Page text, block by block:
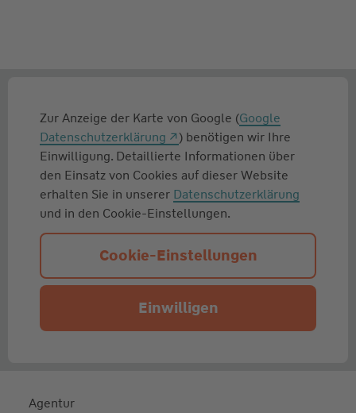
Zur Anzeige der Karte von Google (Google
Datenschutzerklärung
) benötigen wir Ihre
Einwilligung. Detaillierte Informationen über
den Einsatz von Cookies auf dieser Website
erhalten Sie in unserer Datenschutzerklärung
und in den Cookie-Einstellungen.
Cookie-Einstellungen
Einwilligen
Agentur